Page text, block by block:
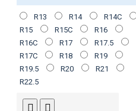
R13 R14
R14C
R15
R15C
R16
R16C
R17
R17.5
R17C
R18
R19
R19.5
R20
R21
R22.5